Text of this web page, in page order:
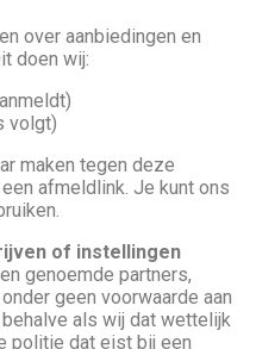
over aanbiedingen en
doen wij:
volgt)
maken tegen deze
afmeldlink. Je kunt ons
of instellingen
genoemde partners,
geen voorwaarde aan
als wij dat wettelijk
politie dat eist bij een